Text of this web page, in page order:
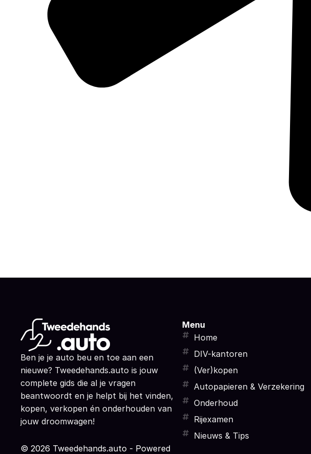
Ben je je auto beu en toe aan een
nieuwe? Tweedehands.auto is jouw
complete gids die al je vragen
beantwoordt en je helpt bij het vinden,
kopen, verkopen én onderhouden van
jouw droomwagen!
Menu
Home
DIV-kantoren
(Ver)kopen
Autopapieren & Verzekering
Onderhoud
Rijexamen
Nieuws & Tips
© 2026 Tweedehands.auto - Powered